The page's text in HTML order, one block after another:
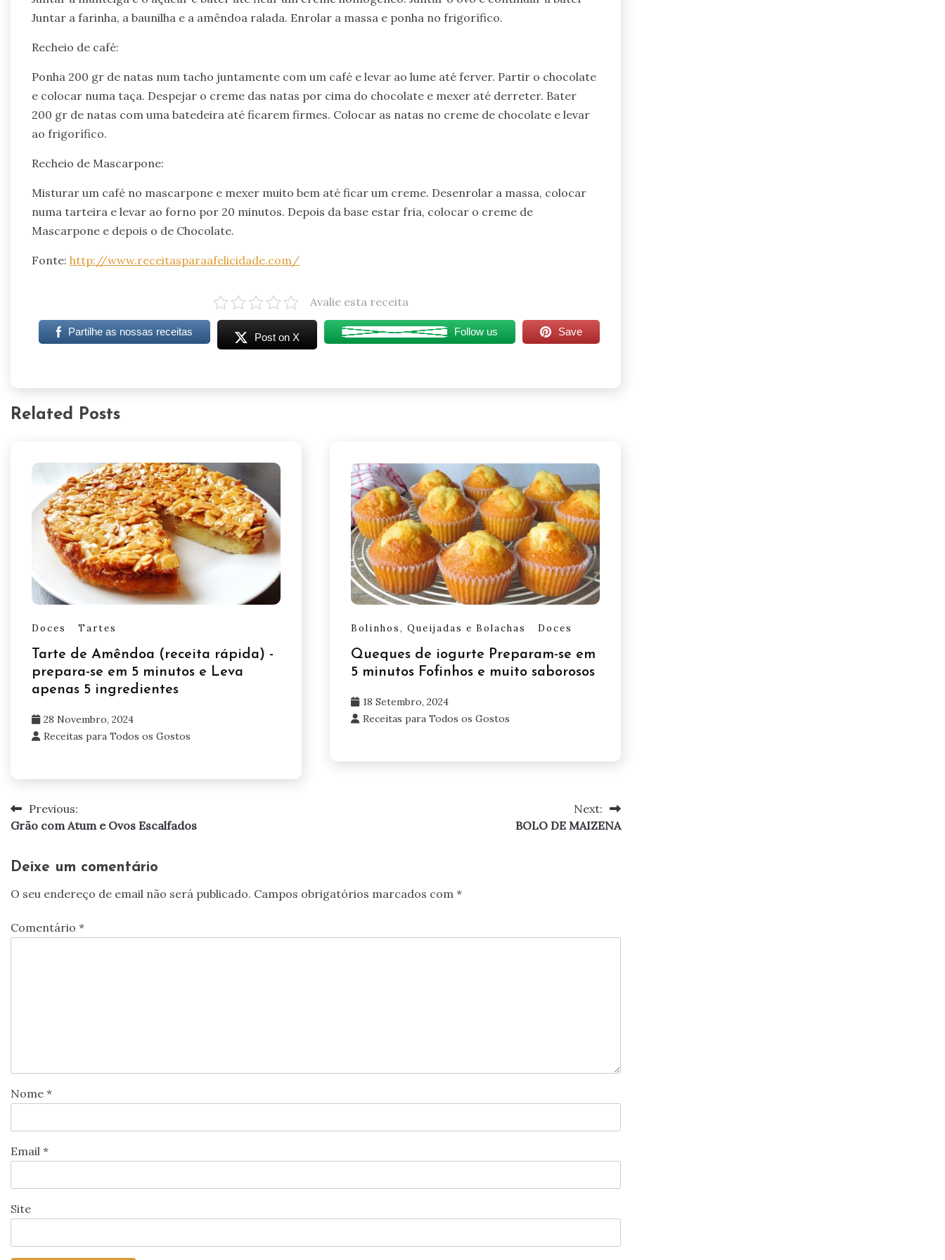
Juntar a farinha, a baunilha e a amêndoa ralada. Enrolar a massa e ponha no frigorífico.
Recheio de café:
Ponha 200 gr de natas num tacho juntamente com um café e levar ao lume até ferver. Partir o chocolate
e colocar numa taça. Despejar o creme das natas por cima do chocolate e mexer até derreter. Bater
200 gr de natas com uma batedeira até ficarem firmes. Colocar as natas no creme de chocolate e levar
ao frigorífico.
Recheio de Mascarpone:
Misturar um café no mascarpone e mexer muito bem até ficar um creme. Desenrolar a massa, colocar
numa tarteira e levar ao forno por 20 minutos. Depois da base estar fria, colocar o creme de
Mascarpone e depois o de Chocolate.
Fonte: http://www.receitasparaafelicidade.com/
Avalie esta receita
Partilhe as nossas receitas Post on X Follow us Save
Related Posts
Doces Tartes
Tarte de Amêndoa (receita rápida) -
prepara-se em 5 minutos e Leva
apenas 5 ingredientes
28 Novembro, 2024
Receitas para Todos os Gostos
Bolinhos, Queijadas e Bolachas Doces
Queques de iogurte Preparam-se em
5 minutos Fofinhos e muito saborosos
18 Setembro, 2024
Receitas para Todos os Gostos
Navegação
artigos
Previous:
Grão com Atum e Ovos Escalfados
Next:
BOLO DE MAIZENA
Deixe um comentário
O seu endereço de email não será publicado. Campos obrigatórios marcados com *
Comentário *
Nome *
Email *
Site